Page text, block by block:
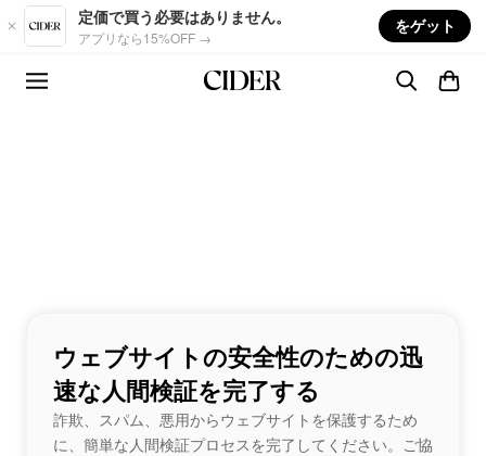
Skip to main content
定価で買う必要はありません。
アプリなら15%OFF →
をゲット
ウェブサイトの安全性のための迅
速な人間検証を完了する
詐欺、スパム、悪用からウェブサイトを保護するため
に、簡単な人間検証プロセスを完了してください。ご協